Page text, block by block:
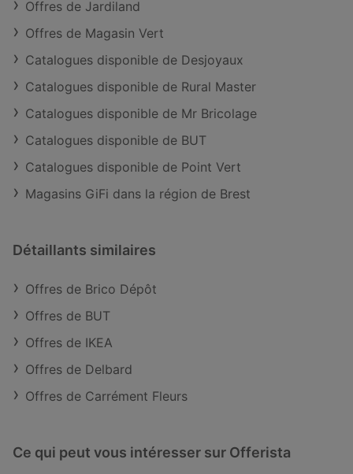
Offres de Jardiland
Offres de Magasin Vert
Catalogues disponible de Desjoyaux
Catalogues disponible de Rural Master
Catalogues disponible de Mr Bricolage
Catalogues disponible de BUT
Catalogues disponible de Point Vert
Magasins GiFi dans la région de Brest
Détaillants similaires
Offres de Brico Dépôt
Offres de BUT
Offres de IKEA
Offres de Delbard
Offres de Carrément Fleurs
Ce qui peut vous intéresser sur Offerista